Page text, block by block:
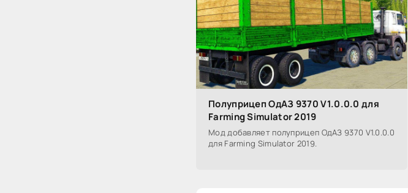
Полуприцеп ОдАЗ 9370 V1.0.0.0 для
Farming Simulator 2019
Мод добавляет полуприцеп ОдАЗ 9370 V1.0.0.0
для Farming Simulator 2019.